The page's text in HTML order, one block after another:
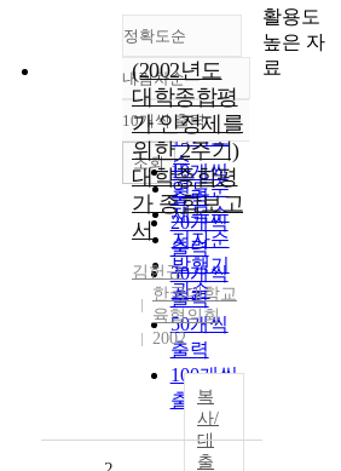
정확도순
정확도
순
인기도
순
연도순
제목순
저자순
발행기
관순
내림차순
내림차순
10개씩 출력
10개씩
출력
20개씩
출력
30개씩
출력
50개씩
출력
100개씩
출력
조회
(2002년도
대학종합평
가 인정제를
위한 2주기)
대학종합평
가 종합보고
서
김헌규
한국대학교
육협의회
2002
복
사/
대
출
활용도
높은 자
료